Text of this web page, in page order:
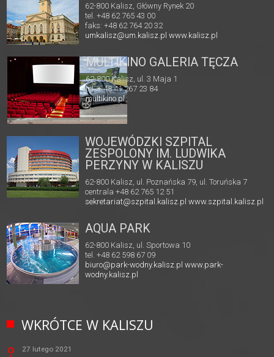
62-800 Kalisz, Główny Rynek 20
tel. +48 62 765 43 00
faks: +48 62 764 20 32
umkalisz@um.kalisz.plwww.kalisz.pl
MULTIKINO GALERIA TĘCZA
62-800 Kalisz, ul. 3 Maja 1
tel. + 48 41 267 23 84
multikino.pl
WOJEWÓDZKI SZPITAL
ZESPOLONY IM. LUDWIKA
PERZYNY W KALISZU
62-800 Kalisz, ul. Poznańska 79, ul. Toruńska 7
centrala +48 62 765 12 51
sekretariat@szpital.kalisz.pl www.szpital.kalisz.pl
AQUA PARK
62-800 Kalisz, ul. Sportowa 10
tel. +48 62 598 67 09
biuro@park-wodny.kalisz.pl www.park-
wodny.kalisz.pl
WKRÓTCE W KALISZU
27 lutego 2021